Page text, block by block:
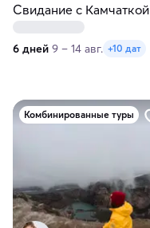
Свидание с Камчаткой
6 дней 9 – 14 авг. +10 дат
Комбинированные туры